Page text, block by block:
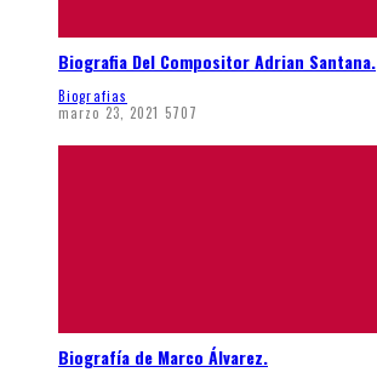
Biografia Del Compositor Adrian Santana.
Biografias
marzo 23, 2021 5707
Biografía de Marco Álvarez.